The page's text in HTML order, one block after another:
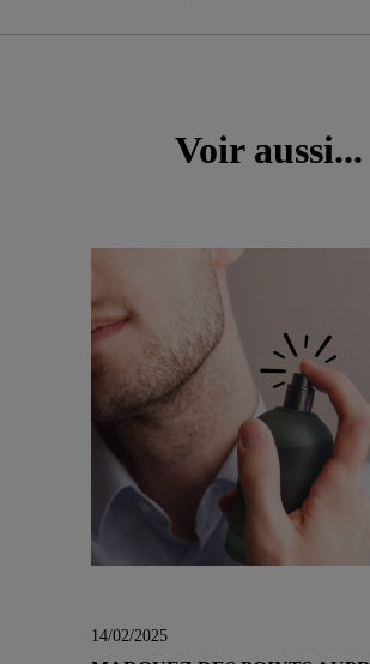
Voir aussi...
14/02/2025